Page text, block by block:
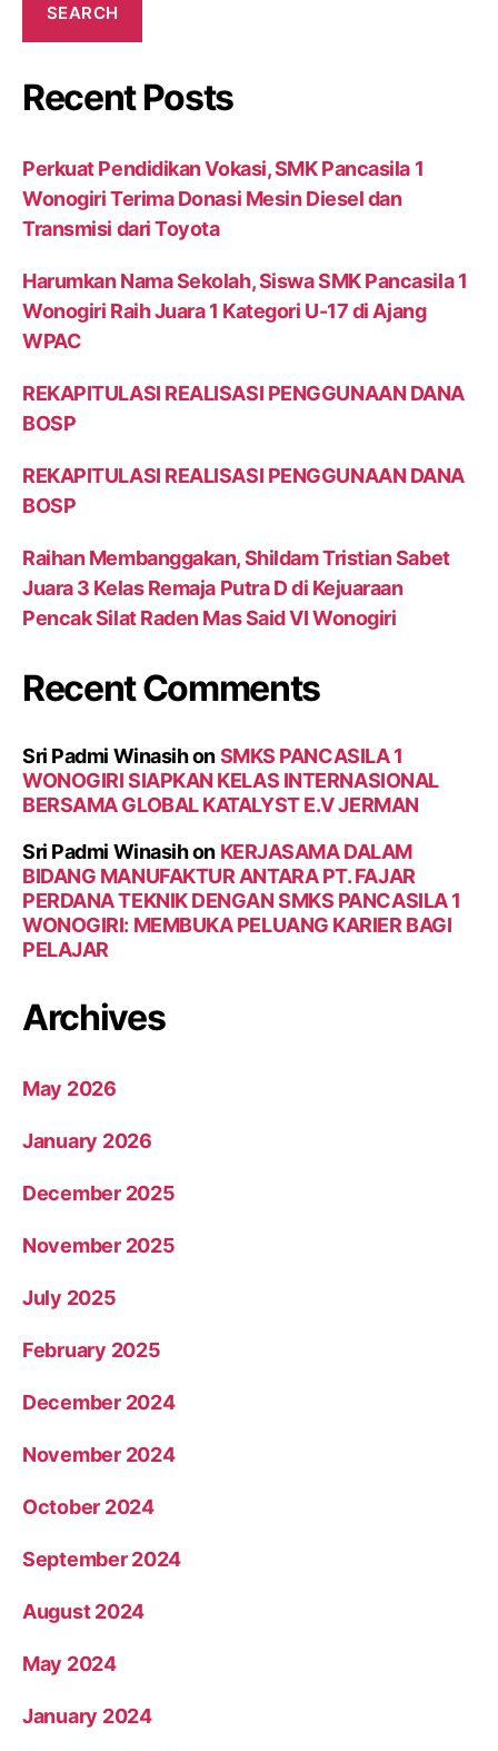
SEARCH
Recent Posts
Perkuat Pendidikan Vokasi, SMK Pancasila 1
Wonogiri Terima Donasi Mesin Diesel dan
Transmisi dari Toyota
Harumkan Nama Sekolah, Siswa SMK Pancasila 1
Wonogiri Raih Juara 1 Kategori U-17 di Ajang
WPAC
REKAPITULASI REALISASI PENGGUNAAN DANA
BOSP
REKAPITULASI REALISASI PENGGUNAAN DANA
BOSP
Raihan Membanggakan, Shildam Tristian Sabet
Juara 3 Kelas Remaja Putra D di Kejuaraan
Pencak Silat Raden Mas Said VI Wonogiri
Recent Comments
Sri Padmi WinasihonSMKS PANCASILA 1
WONOGIRI SIAPKAN KELAS INTERNASIONAL
BERSAMA GLOBAL KATALYST E.V JERMAN
Sri Padmi Winasihon KERJASAMA DALAM
BIDANG MANUFAKTUR ANTARA PT. FAJAR
PERDANA TEKNIK DENGAN SMKS PANCASILA 1
WONOGIRI: MEMBUKA PELUANG KARIER BAGI
PELAJAR
Archives
May 2026
January 2026
December 2025
November 2025
July 2025
February 2025
December 2024
November 2024
October 2024
September 2024
August 2024
May 2024
January 2024